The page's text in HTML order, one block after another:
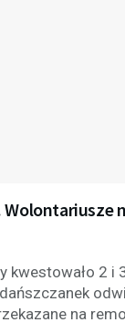
kwestowało 2 i
na